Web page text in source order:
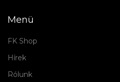
Menü
FK Shop
Hírek
Rólunk